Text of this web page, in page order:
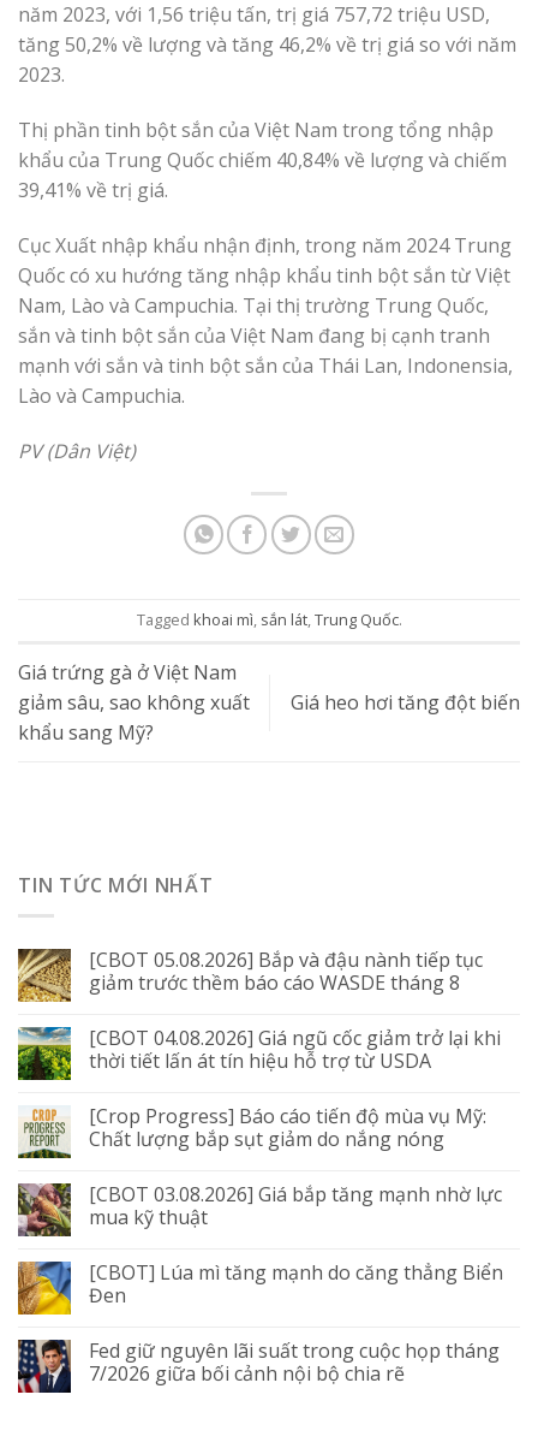
năm 2023, với 1,56 triệu tấn, trị giá 757,72 triệu USD,
tăng 50,2% về lượng và tăng 46,2% về trị giá so với năm
2023.
Thị phần tinh bột sắn của Việt Nam trong tổng nhập
khẩu của Trung Quốc chiếm 40,84% về lượng và chiếm
39,41% về trị giá.
Cục Xuất nhập khẩu nhận định, trong năm 2024 Trung
Quốc có xu hướng tăng nhập khẩu tinh bột sắn từ Việt
Nam, Lào và Campuchia. Tại thị trường Trung Quốc,
sắn và tinh bột sắn của Việt Nam đang bị cạnh tranh
mạnh với sắn và tinh bột sắn của Thái Lan, Indonensia,
Lào và Campuchia.
PV (Dân Việt)
Tagged khoai mì, sắn lát,Trung Quốc.
Giá trứng gà ở Việt Nam
giảm sâu, sao không xuất
khẩu sang Mỹ?
Giá heo hơi tăng đột biến
TIN TỨC MỚI NHẤT
[CBOT 05.08.2026] Bắp và đậu nành tiếp tục
giảm trước thềm báo cáo WASDE tháng 8
[CBOT 04.08.2026] Giá ngũ cốc giảm trở lại khi
thời tiết lấn át tín hiệu hỗ trợ từ USDA
[Crop Progress] Báo cáo tiến độ mùa vụ Mỹ:
Chất lượng bắp sụt giảm do nắng nóng
[CBOT 03.08.2026] Giá bắp tăng mạnh nhờ lực
mua kỹ thuật
[CBOT] Lúa mì tăng mạnh do căng thẳng Biển
Đen
Fed giữ nguyên lãi suất trong cuộc họp tháng
7/2026 giữa bối cảnh nội bộ chia rẽ